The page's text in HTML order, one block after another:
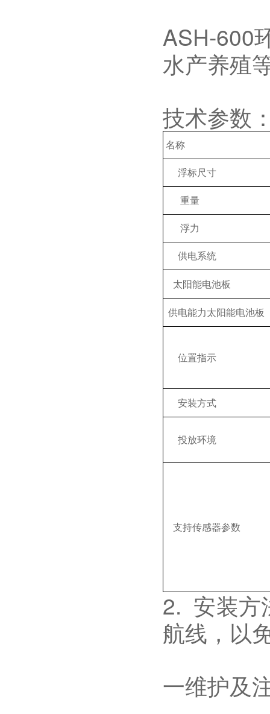
ASH-600
水产养殖
技术参数
名称
浮标尺寸
重量
浮力
供电系统
太阳能电池板
供电能力太阳能电池板
位置指示
安装方式
投放环境
支持传感器参数
2. 安装方
航线，以
一维护及